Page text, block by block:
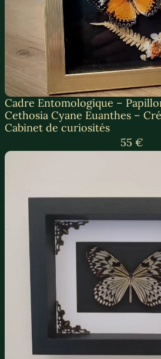
Cadre Entomologique –
Cethosia Cyane Euanthes –
Cabinet de curiosités
55 €